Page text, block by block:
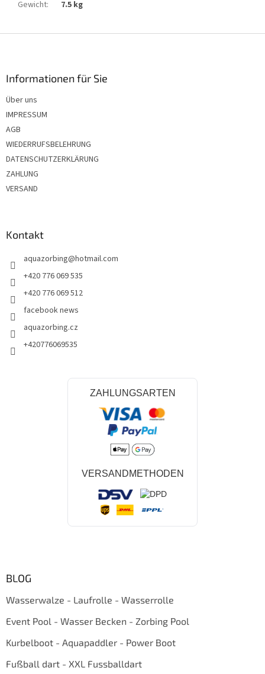
Gewicht: 7.5 kg
Informationen für Sie
Über uns
IMPRESSUM
AGB
WIEDERRUFSBELEHRUNG
DATENSCHUTZERKLÄRUNG
ZAHLUNG
VERSAND
Kontakt
aquazorbing@hotmail.com
+420 776 069 535
+420 776 069 512
facebook news
aquazorbing.cz
+420776069535
ZAHLUNGSARTEN
VERSANDMETHODEN
BLOG
Wasserwalze - Laufrolle - Wasserrolle
Event Pool - Wasser Becken - Zorbing Pool
Kurbelboot - Aquapaddler - Power Boot
Fußball dart - XXL Fussballdart